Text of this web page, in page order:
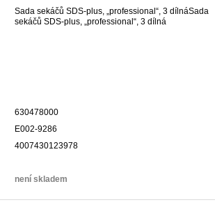
Sada sekáčů SDS-plus, „professional“, 3 dílnáSada
sekáčů SDS-plus, „professional“, 3 dílná
630478000
E002-9286
4007430123978
není skladem